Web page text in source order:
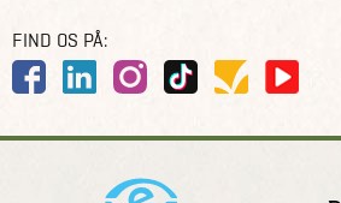
FIND OS PÅ: